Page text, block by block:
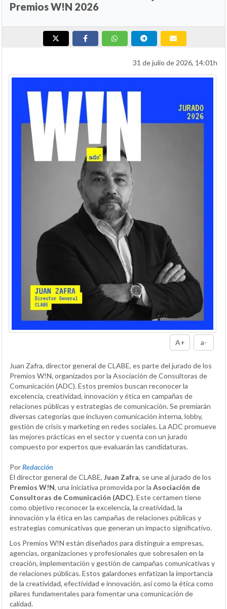
Premios W!N 2026
31 de julio de 2026, 14:01h
A+ a-
Juan Zafra, director general de CLABE, es parte del jurado de los
Premios W!N, organizados por la Asociación de Consultoras de
Comunicación (ADC). Estos premios buscan reconocer la
excelencia, creatividad, innovación y ética en campañas de
relaciones públicas y estrategias de comunicación. Se premiarán
diversas categorías que incluyen comunicación interna, lobby,
gestión de crisis y marketing en redes sociales. La ADC promueve
las mejores prácticas en el sector y cuenta con un jurado
compuesto por expertos que evaluarán las candidaturas.
PorRedacción
El director general de CLABE, Juan Zafra, se une al jurado de los
Premios W!N, una iniciativa promovida por la Asociación de
Consultoras de Comunicación (ADC). Este certamen tiene
como objetivo reconocer la excelencia, la creatividad, la
innovación y la ética en las campañas de relaciones públicas y
estrategias comunicativas que generan un impacto significativo.
Los Premios W!N están diseñados para distinguir a empresas,
agencias, organizaciones y profesionales que sobresalen en la
creación, implementación y gestión de campañas comunicativas y
de relaciones públicas. Estos galardones enfatizan la importancia
de la creatividad, efectividad e innovación, así como la ética como
pilares fundamentales para fomentar una comunicación de
calidad.